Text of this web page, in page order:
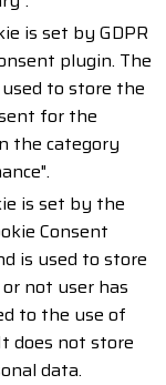
is set by GDPR
plugin. The
to store the
for the
the category
is set by the
Consent
is used to store
not user has
to the use of
does not store
data.